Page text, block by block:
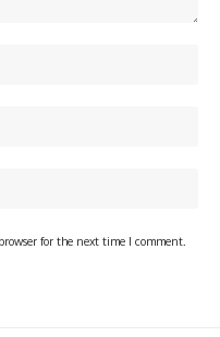
for the next time I comment.